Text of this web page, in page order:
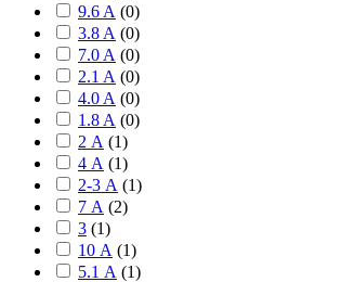
9.6 A (0)
3.8 A (0)
7.0 A (0)
2.1 A (0)
4.0 A (0)
1.8 A (0)
2 А (1)
4 А (1)
2-3 А (1)
7 А (2)
3 (1)
10 А (1)
5.1 А (1)